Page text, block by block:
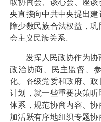
取协商会、谈心会、座
央直接向中共中央提出
障少数民族合法权益，
会主义民族关系。
发挥人民政协作为
政治协商、民主监督、
化。各级党委和政府、
计划，就一些重要决策
体系，规范协商内容、
加活跃有序地组织专题